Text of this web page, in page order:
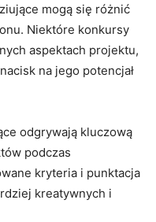
mogą się różnić
Niektóre konkursy
aspektach projektu,
‌na jego potencjał
odgrywają kluczową
podczas
kryteria​ i punktacja
kreatywnych ⁣i